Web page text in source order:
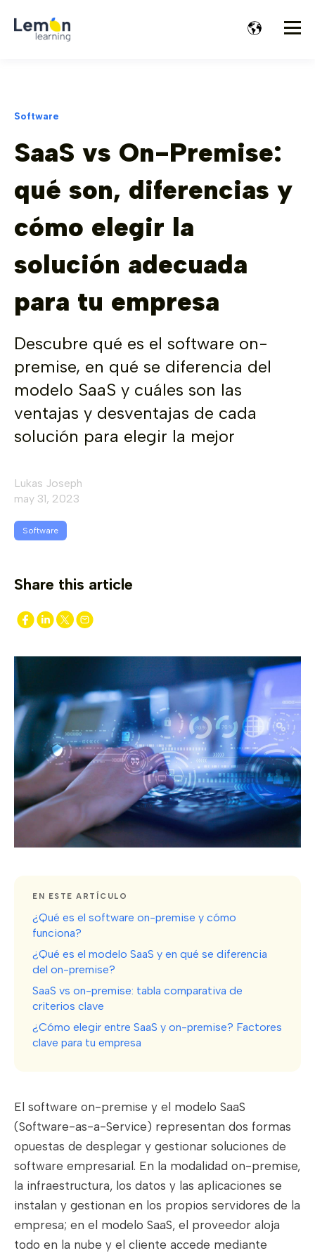
Software
SaaS vs On-Premise:
qué son, diferencias y
cómo elegir la
solución adecuada
para tu empresa
Descubre qué es el software on-
premise, en qué se diferencia del
modelo SaaS y cuáles son las
ventajas y desventajas de cada
solución para elegir la mejor
Lukas Joseph
may 31, 2023
Software
Share this article
EN ESTE ARTÍCULO
¿Qué es el software on-premise y cómo
funciona?
¿Qué es el modelo SaaS y en qué se diferencia
del on-premise?
SaaS vs on-premise: tabla comparativa de
criterios clave
¿Cómo elegir entre SaaS y on-premise? Factores
clave para tu empresa
El software on-premise y el modelo SaaS
(Software-as-a-Service) representan dos formas
opuestas de desplegar y gestionar soluciones de
software empresarial. En la modalidad on-premise,
la infraestructura, los datos y las aplicaciones se
instalan y gestionan en los propios servidores de la
empresa; en el modelo SaaS, el proveedor aloja
todo en la nube y el cliente accede mediante